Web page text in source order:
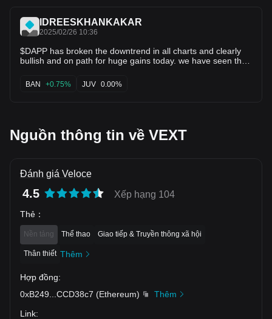
$MOG $WSDM
IDREESKHANKAKAR
2025/02/26 10:36
$DAPP has broken the downtrend in all charts and clearly
bullish and on path for huge gains today. we have seen the
be late this time. pack your $DAPP bags and gain 5× over
today in short term. let's fly🚀🚀🚀 $KAIA $PAW $AVA
BAN +0.75% JUV 0.00%
Nguồn thông tin về VEXT
Đánh giá Veloce
4.5 Xếp hạng 104
Thẻ ：
Nền tảng Thể thao Giao tiếp & Truyền thông xã hội
Thân thiết Thêm
Hợp đồng:
0xB249
CCD38c7 (Ethereum)
Thêm
Link: